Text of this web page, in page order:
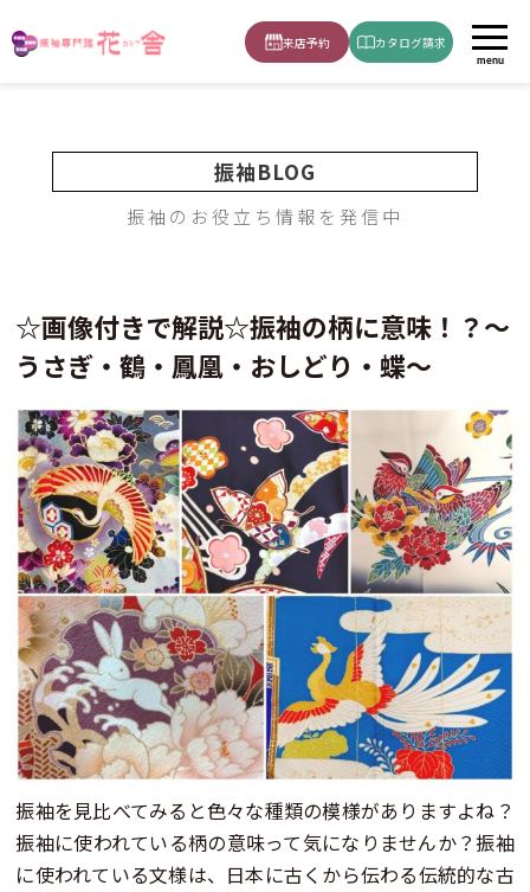
来店予約 カタログ請求
menu
振袖の柄に意味！？～うさぎ・鶴・鳳凰・おしどり・蝶～
振袖BLOG
振袖のお役立ち情報を発信中
☆画像付きで解説☆振袖の柄に意味！？～
うさぎ・鶴・鳳凰・おしどり・蝶～
振袖を見比べてみると色々な種類の模様がありますよね？
振袖に使われている柄の意味って気になりませんか？振袖
に使われている文様は、日本に古くから伝わる伝統的な古